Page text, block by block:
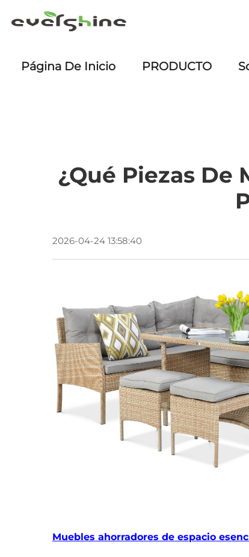
Página De Inicio PRODUCTO
¿Qué Piezas De
2026-04-24 13:58:40
Muebles ahorradores de espacio